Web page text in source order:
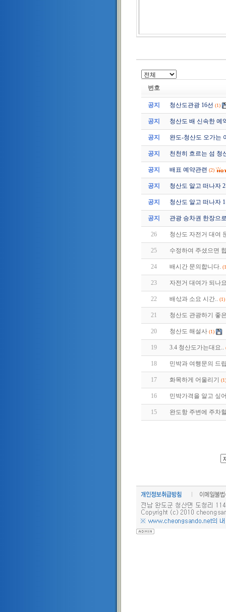
번호
공지 청산도관광 16선 (1)
공지 청산도 배 신속한 예
공지 완도-청산도 오가는
공지 천천히 흐르는 섬 청
공지 배표 예약관련 (2)
공지 청산도 알고 떠나자
공지 청산도 알고 떠나자
공지 관광 승차권 한장으
26 청산도 자전거 대여
25 수정하여 주셨으면
24 배시간 문의합니다.
23 자전거 대여가 되나
22 배삯과 소요 시간.. (1)
21 청산도 관광하기 좋
20 청산도 해설사 (1)
19 3.4 청산도가는대요..
18 민박과 여행문의 드
17 화목하게 어울리기 (1)
16 민박가격을 알고 싶
15 완도항 주변에 주차